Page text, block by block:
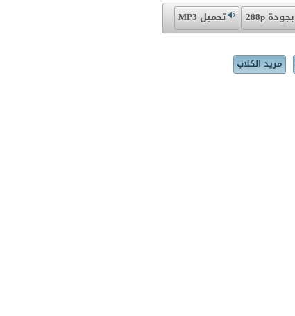
تحميل MP3
مريد الكلاب